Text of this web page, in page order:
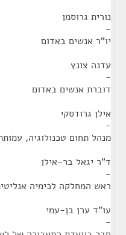
נורית גרוסמן
-
יו"ר אנשים באדום
עדנה צונץ
-
דוברת אנשים באדום
אילן גרודסקי
-
מנהל תחום טכנולוגיה,
ד"ר יגאל בר-אילן
-
ראש המחלקה לכימיה
עו"ד ערן בן-עמי
-